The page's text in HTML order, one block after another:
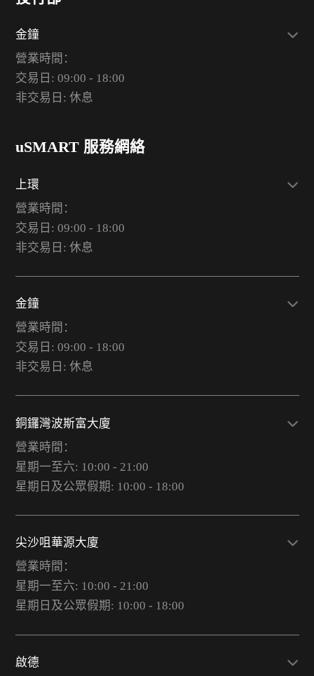
金鐘
營業時間：
交易日: 09:00 - 18:00
非交易日: 休息
uSMART 服務網絡
上環
營業時間：
交易日: 09:00 - 18:00
非交易日: 休息
金鐘
營業時間：
交易日: 09:00 - 18:00
非交易日: 休息
銅鑼灣波斯富大廈
營業時間：
星期一至六: 10:00 - 21:00
星期日及公眾假期: 10:00 - 18:00
尖沙咀華源大廈
營業時間：
星期一至六: 10:00 - 21:00
星期日及公眾假期: 10:00 - 18:00
啟德